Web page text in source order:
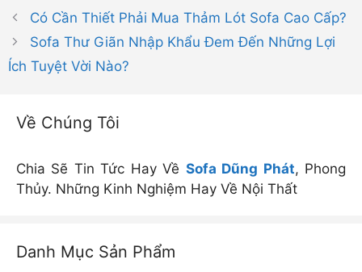
mục
Có Cần Thiết Phải Mua Thảm Lót Sofa Cao Cấp?
Sofa Thư Giãn Nhập Khẩu Đem Đến Những Lợi
Ích Tuyệt Vời Nào?
Về Chúng Tôi
Chia Sẽ Tin Tức Hay Về Sofa Dũng Phát, Phong
Thủy. Những Kinh Nghiệm Hay Về Nội Thất
Danh Mục Sản Phẩm